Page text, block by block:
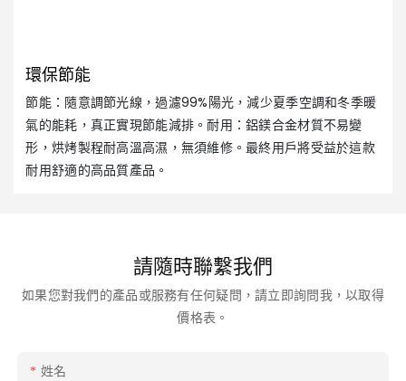
環保節能
節能：隨意調節光線，過濾99%陽光，減少夏季空調和冬季暖
氣的能耗，真正實現節能減排。耐用：鋁鎂合金材質不易變
形，烘烤製程耐高溫高濕，無須維修。最終用戶將受益於這款
耐用舒適的高品質產品。
請隨時聯繫我們
如果您對我們的產品或服務有任何疑問，請立即詢問我，以取得
價格表。
姓名